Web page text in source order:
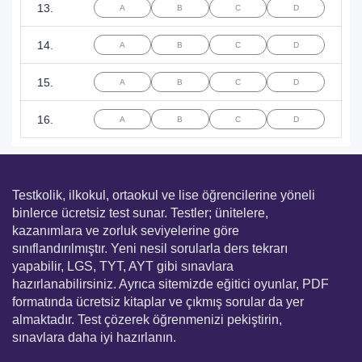
13. A B C D
14. A B C D
15. A B C D
16. A B C D
Testkolik, ilkokul, ortaokul ve lise öğrencilerine yöneli
binlerce ücretsiz test sunar. Testler; ünitelere,
kazanımlara ve zorluk seviyelerine göre
sınıflandırılmıştır. Yeni nesil sorularla ders tekrarı
yapabilir, LGS, TYT, AYT gibi sınavlara
hazırlanabilirsiniz. Ayrıca sitemizde eğitici oyunlar, PDF
formatında ücretsiz kitaplar ve çıkmış sorular da yer
almaktadır. Test çözerek öğrenmenizi pekiştirin,
sınavlara daha iyi hazırlanın.